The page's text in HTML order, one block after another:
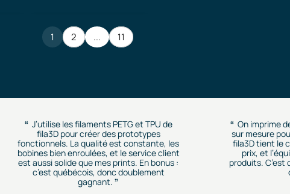
1 2 ... 11
J’utilise les filaments PETG et TPU de
fila3D pour créer des prototypes
fonctionnels. La qualité est constante, les
bobines bien enroulées, et le service client
est aussi solide que mes prints. En bonus :
c’est québécois, donc doublement
gagnant.
On imprime
sur mesure
fila3D tient le
prix, et
produits. C’est